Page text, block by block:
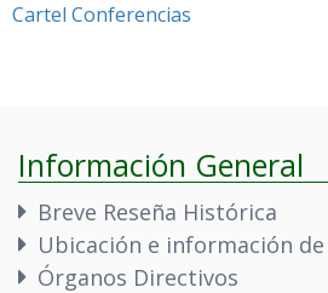
Cartel Conferencias
Información General
Breve Reseña Histórica
Ubicación e información
Órganos Directivos